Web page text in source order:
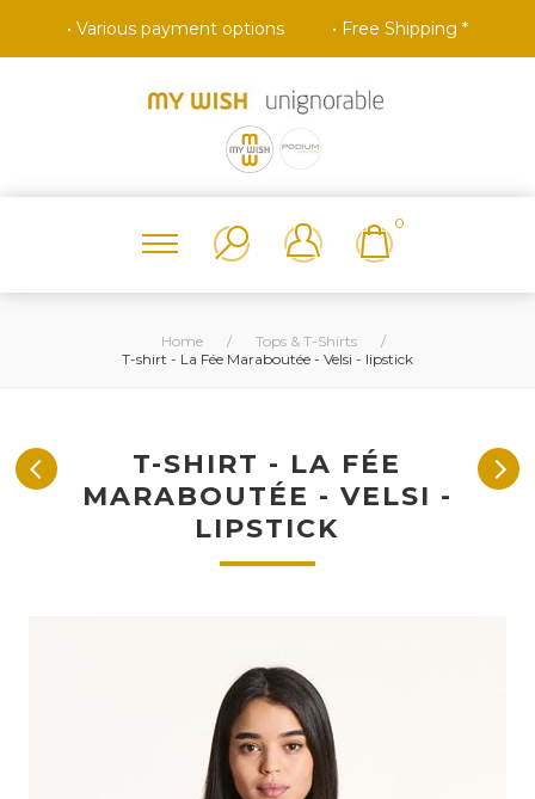
• Various payment options • Free Shipping *
0
Home / Tops & T-Shirts
/
T-shirt - La Fée Maraboutée - Velsi - lipstick
T-SHIRT - LA FÉE
MARABOUTÉE - VELSI -
LIPSTICK